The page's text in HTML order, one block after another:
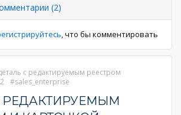
(2)
, что бы комментировать
с редактируемым реестром
sales_enterprise
РЕДАКТИРУЕМЫМ